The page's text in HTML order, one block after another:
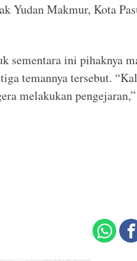
Yudan Makmur, Kota
sementara ini pihaknya
temannya tersebut.
melakukan